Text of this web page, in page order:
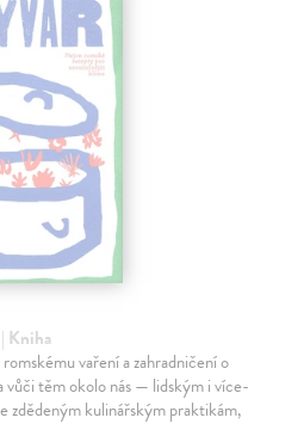
| Kniha
vaření a zahradničení o
vůči těm okolo nás — lidským i více-
zdědeným kulinářským praktikám,